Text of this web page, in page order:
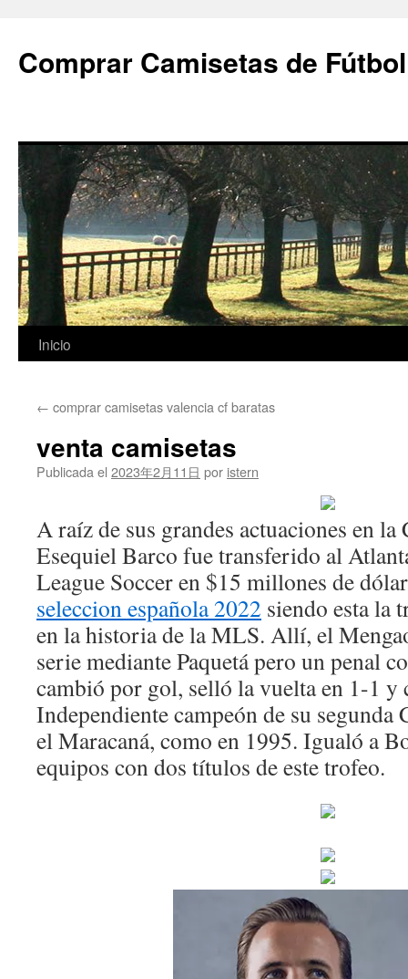
Comprar Camisetas de
Saltar
contenido
Inicio
← comprar camisetas valencia cf baratas
venta camisetas
Publicada el 2023年2月11日 por istern
A raíz de sus grandes actuaciones en la
Esequiel Barco fue transferido al
League Soccer en $15 millones de
seleccion española 2022 siendo esta la
en la historia de la MLS. Allí, el
serie mediante Paquetá pero un penal
cambió por gol, selló la vuelta en 1-1 y
Independiente campeón de su segunda
el Maracaná, como en 1995. Igualó a
equipos con dos títulos de este trofeo.